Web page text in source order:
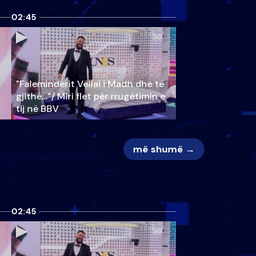
02:45
"Faleminderit Vëllai i Madh dhe të
gjithë…"/ Miri flet për rrugëtimin e
tij në BBV
më shumë →
02:45